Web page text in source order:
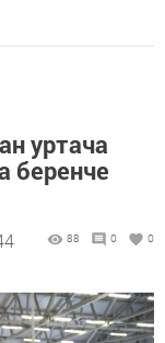
уртача
беренче
88 0 0